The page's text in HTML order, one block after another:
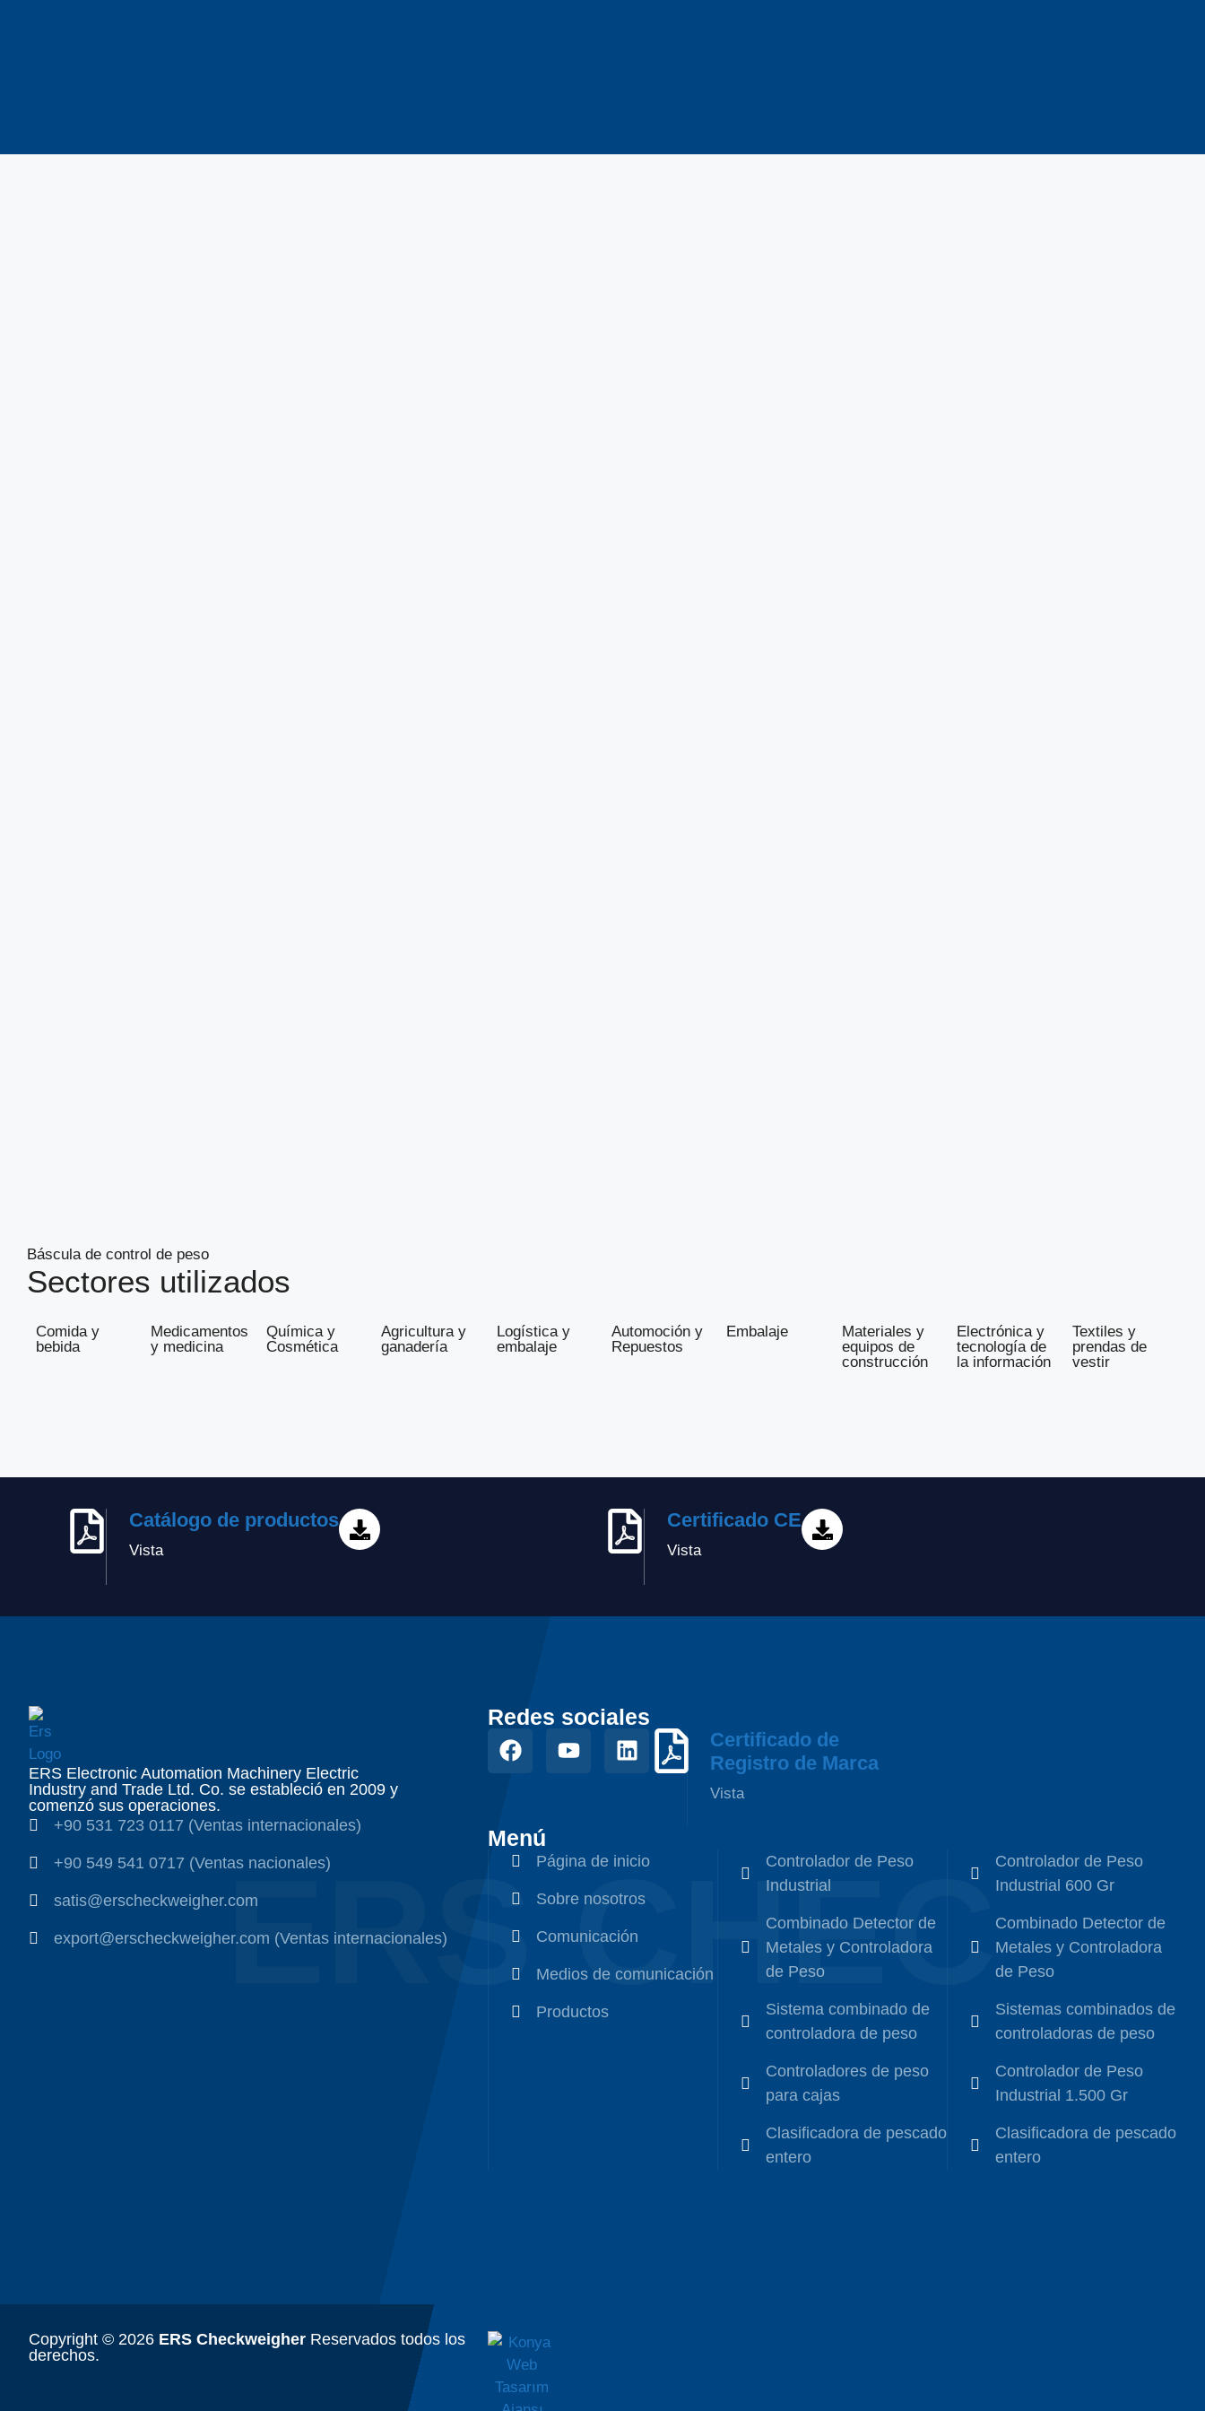
Báscula de control de peso
Sectores utilizados
Comida y
bebida
Medicamentos
y medicina
Química y
Cosmética
Agricultura y
ganadería
Logística y
embalaje
Automoción y
Repuestos
Embalaje
Materiales y
equipos de
construcción
Electrónica y
tecnología de
la información
Textiles y
prendas de
vestir
Catálogo de productos
Vista
Certificado CE
Vista
ERS Electronic Automation Machinery Electric
Industry and Trade Ltd. Co. se estableció en 2009 y
comenzó sus operaciones.
+90 531 723 0117 (Ventas internacionales)
+90 549 541 0717 (Ventas nacionales)
satis@erscheckweigher.com
export@erscheckweigher.com (Ventas internacionales)
Redes sociales
Certificado de
Registro de Marca
Vista
Menú
Página de inicio
Sobre nosotros
Comunicación
Medios de comunicación
Productos
Controlador de Peso
Industrial
Combinado Detector de
Metales y Controladora
de Peso
Sistema combinado de
controladora de peso
Controladores de peso
para cajas
Clasificadora de pescado
entero
Controlador de Peso
Industrial 600 Gr
Combinado Detector de
Metales y Controladora
de Peso
Sistemas combinados de
controladoras de peso
Controlador de Peso
Industrial 1.500 Gr
Clasificadora de pescado
entero
ERS CHEC
Copyright © 2026 ERS Checkweigher Reservados todos los
derechos.